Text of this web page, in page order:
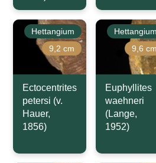
Hettangium
9,2 cm
Ectocentrites
petersi (v.
Hauer,
1856)
Hettangium
9,6 cm
Euphyllites
waehneri
(Lange,
1952)